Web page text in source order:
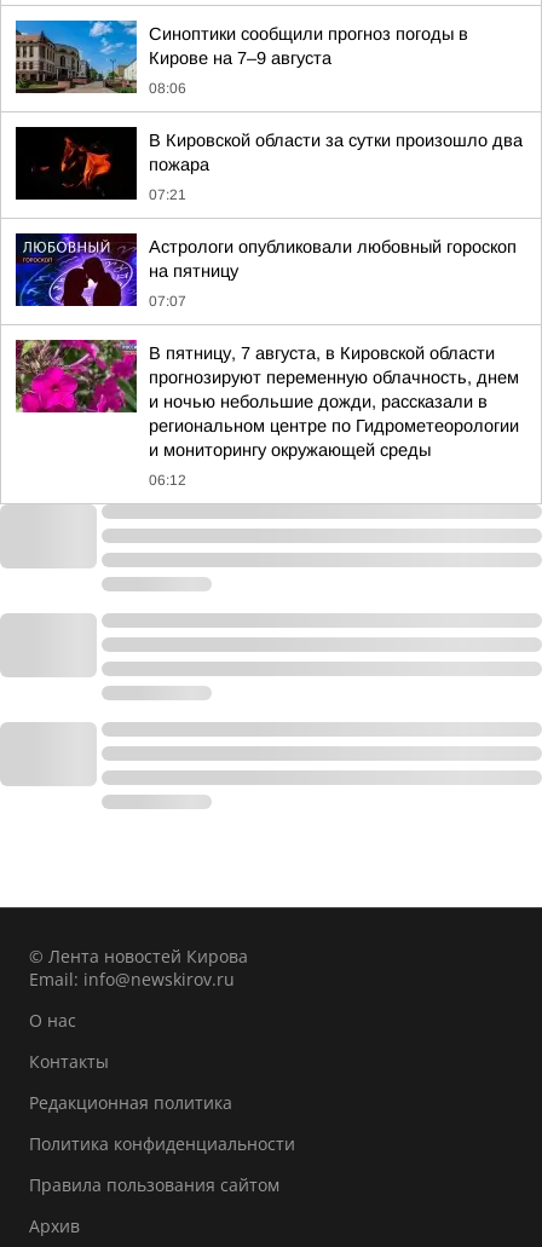
Синоптики сообщили прогноз погоды в
Кирове на 7–9 августа
08:06
В Кировской области за сутки произошло два
пожара
07:21
Астрологи опубликовали любовный гороскоп
на пятницу
07:07
В пятницу, 7 августа, в Кировской области
прогнозируют переменную облачность, днем
и ночью небольшие дожди, рассказали в
региональном центре по Гидрометеорологии
и мониторингу окружающей среды
06:12
© Лента новостей Кирова
Email: info@newskirov.ru
О нас
Контакты
Редакционная политика
Политика конфиденциальности
Правила пользования сайтом
Архив